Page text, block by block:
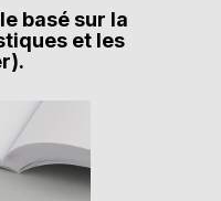
basé sur la
et les